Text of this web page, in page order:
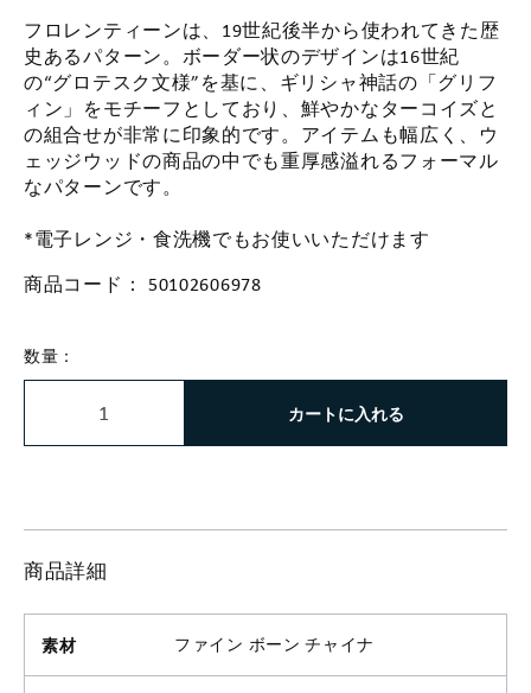
フロレンティーンは、19世紀後半から使われてきた歴
史あるパターン。ボーダー状のデザインは16世紀
の“グロテスク文様”を基に、ギリシャ神話の「グリフ
ィン」をモチーフとしており、鮮やかなターコイズと
の組合せが非常に印象的です。アイテムも幅広く、ウ
ェッジウッドの商品の中でも重厚感溢れるフォーマル
なパターンです。
*電子レンジ・食洗機でもお使いいただけます
商品コード： 50102606978
数量：
カートに入れる
商品詳細
素材 ファイン ボーン チャイナ